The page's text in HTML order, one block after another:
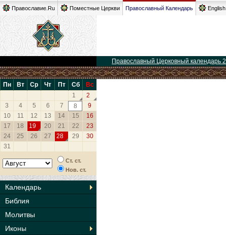
Православие.Ru Поместные Церкви Православный Календарь English
Православный Церковный календарь
Пн Вт Ср Чт Пт Сб
Вс
1
2
3
4 5 6 7 8
9
10
11 12 13 14 15
16
17
18 19 20 21 22
23
24
25 26 27 28 29
30
31
Ст. ст.
Нов. ст.
Календарь
Библия
Молитвы
Иконы